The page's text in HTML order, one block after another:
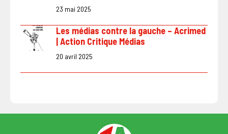
23 mai 2025
Les médias contre la gauche – Acrimed
| Action Critique Médias
20 avril 2025